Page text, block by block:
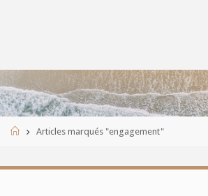
AccueilArticles marqués "engagement"